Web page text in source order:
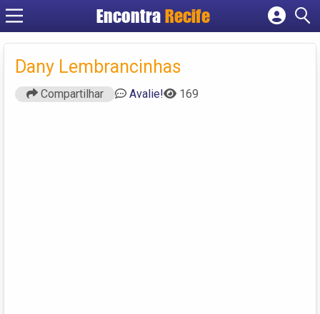
Encontra Recife
Cadastrar empresa
Criar conta
Dany Lembrancinhas
Compartilhar Avalie! 169